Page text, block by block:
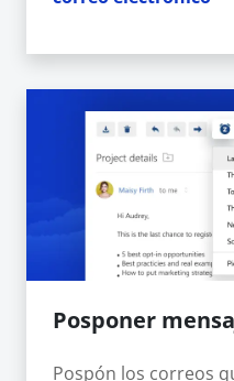
Posponer
Pospón los correos